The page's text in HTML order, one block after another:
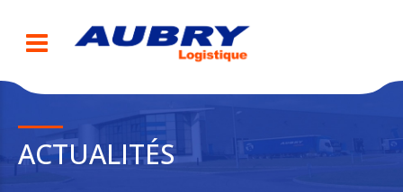
ACTUALITÉS